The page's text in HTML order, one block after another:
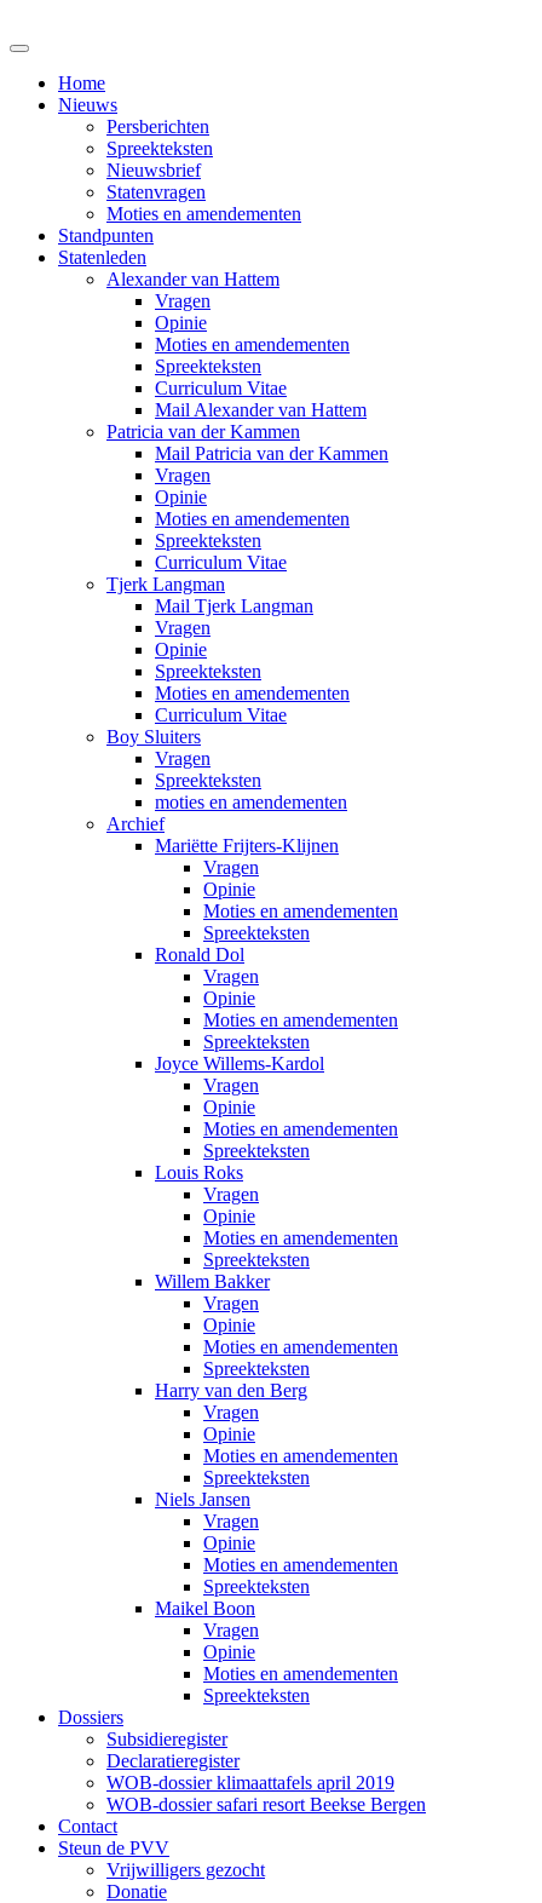
Home
Nieuws
Persberichten
Spreekteksten
Nieuwsbrief
Statenvragen
Moties en amendementen
Standpunten
Statenleden
Alexander van Hattem
Vragen
Opinie
Moties en amendementen
Spreekteksten
Curriculum Vitae
Mail Alexander van Hattem
Patricia van der Kammen
Mail Patricia van der Kammen
Vragen
Opinie
Moties en amendementen
Spreekteksten
Curriculum Vitae
Tjerk Langman
Mail Tjerk Langman
Vragen
Opinie
Spreekteksten
Moties en amendementen
Curriculum Vitae
Boy Sluiters
Vragen
Spreekteksten
moties en amendementen
Archief
Mariëtte Frijters-Klijnen
Vragen
Opinie
Moties en amendementen
Spreekteksten
Ronald Dol
Vragen
Opinie
Moties en amendementen
Spreekteksten
Joyce Willems-Kardol
Vragen
Opinie
Moties en amendementen
Spreekteksten
Louis Roks
Vragen
Opinie
Moties en amendementen
Spreekteksten
Willem Bakker
Vragen
Opinie
Moties en amendementen
Spreekteksten
Harry van den Berg
Vragen
Opinie
Moties en amendementen
Spreekteksten
Niels Jansen
Vragen
Opinie
Moties en amendementen
Spreekteksten
Maikel Boon
Vragen
Opinie
Moties en amendementen
Spreekteksten
Dossiers
Subsidieregister
Declaratieregister
WOB-dossier klimaattafels april 2019
WOB-dossier safari resort Beekse Bergen
Contact
Steun de PVV
Vrijwilligers gezocht
Donatie